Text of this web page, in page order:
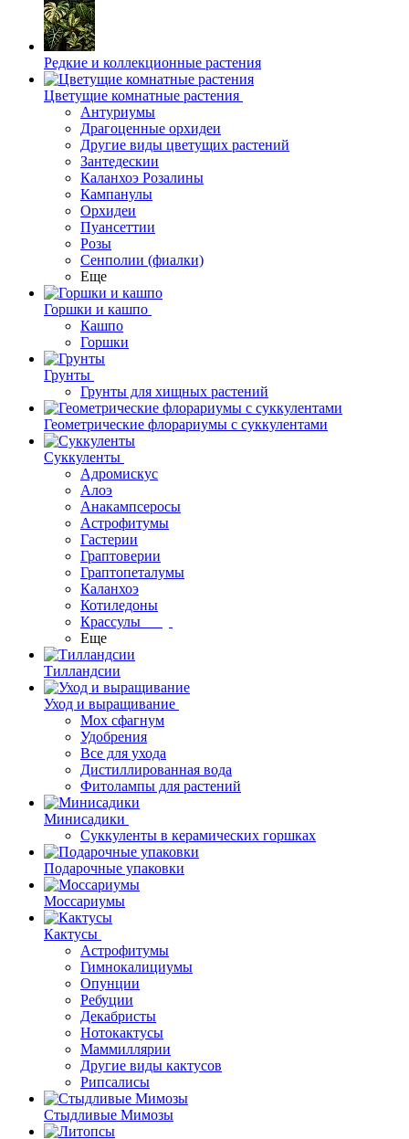
Редкие и коллекционные растения
Цветущие комнатные растения
Антуриумы
Драгоценные орхидеи
Другие виды цветущих растений
Зантедескии
Каланхоэ Розалины
Кампанулы
Орхидеи
Пуансеттии
Розы
Сенполии (фиалки)
Еще
Горшки и кашпо
Кашпо
Горшки
Грунты
Грунты для хищных растений
Геометрические флорариумы с суккулентами
Суккуленты
Адромискус
Алоэ
Анакампсеросы
Астрофитумы
Гастерии
Граптоверии
Граптопеталумы
Каланхоэ
Котиледоны
Крассулы
Еще
Тилландсии
Уход и выращивание
Мох сфагнум
Удобрения
Все для ухода
Дистиллированная вода
Фитолампы для растений
Минисадики
Суккуленты в керамических горшках
Подарочные упаковки
Моссариумы
Кактусы
Астрофитумы
Гимнокалициумы
Опунции
Ребуции
Декабристы
Нотокактусы
Маммиллярии
Другие виды кактусов
Рипсалисы
Стыдливые Мимозы